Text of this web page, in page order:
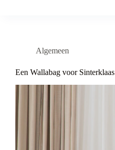
Algemeen
Een Wallabag voor Sinterklaas